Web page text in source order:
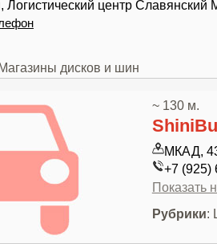
Логистический центр Славянский
дисков и шин
~ 130 м.
МКАД,
+7 (925)
Показать
Рубрики: